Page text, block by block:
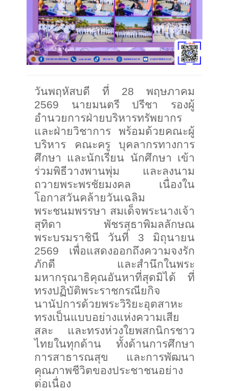
วันพฤหัสบดี ที่ 28 พฤษภาคม
2569 นายมนตรี ปรีชา รองผู้
อำนวยการฝ่ายบริหารทรัพยากร
และฝ่ายวิชาการ พร้อมด้วยคณะผู้
บริหาร คณะครู บุคลากรทางการ
ศึกษา และนักเรียน นักศึกษา เข้า
ร่วมพิธีวางพานพุ่ม และลงนาม
ถวายพระพรชัยมงคล เนื่องใน
โอกาสวันคล้ายวันเฉลิม
พระชนมพรรษา สมเด็จพระนางเจ้า
สุทิดา พัชรสุธาพิมลลักษณ
พระบรมราชินี วันที่ 3 มิถุนายน
2569 เพื่อแสดงออกถึงความจงรัก
ภักดี และสำนึกในพระ
มหากรุณาธิคุณอันหาที่สุดมิได้ ที่
ทรงปฏิบัติพระราชกรณียกิจ
นานัปการด้วยพระวิริยะอุตสาหะ
ทรงเป็นแบบอย่างแห่งความเสีย
สละ และทรงห่วงใยพสกนิกรชาว
ไทยในทุกด้าน ทั้งด้านการศึกษา
การสาธารณสุข และการพัฒนา
คุณภาพชีวิตของประชาชนอย่าง
ต่อเนื่อง